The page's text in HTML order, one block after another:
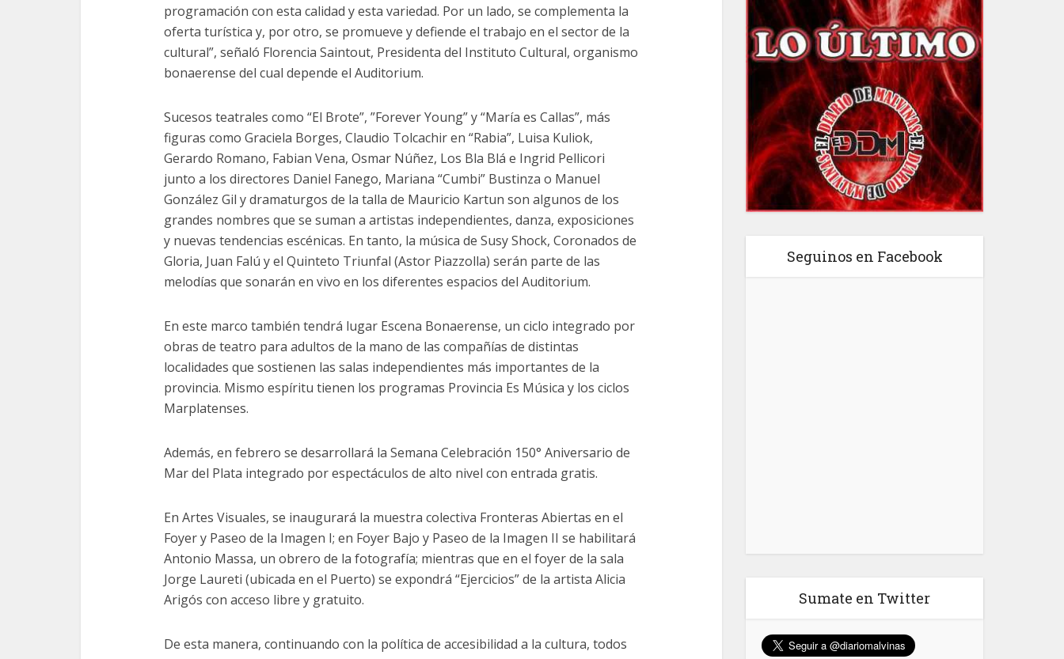
programación con esta calidad y esta variedad. Por un lado, se complementa la
oferta turística y, por otro, se promueve y defiende el trabajo en el sector de la
cultural”, señaló Florencia Saintout, Presidenta del Instituto Cultural, organismo
bonaerense del cual depende el Auditorium.
Sucesos teatrales como “El Brote”, ”Forever Young” y “María es Callas”, más
figuras como Graciela Borges, Claudio Tolcachir en “Rabia”, Luisa Kuliok,
Gerardo Romano, Fabian Vena, Osmar Núñez, Los Bla Blá e Ingrid Pellicori
junto a los directores Daniel Fanego, Mariana “Cumbi” Bustinza o Manuel
González Gil y dramaturgos de la talla de Mauricio Kartun son algunos de los
grandes nombres que se suman a artistas independientes, danza, exposiciones
y nuevas tendencias escénicas. En tanto, la música de Susy Shock, Coronados de
Gloria, Juan Falú y el Quinteto Triunfal (Astor Piazzolla) serán parte de las
melodías que sonarán en vivo en los diferentes espacios del Auditorium.
En este marco también tendrá lugar Escena Bonaerense, un ciclo integrado por
obras de teatro para adultos de la mano de las compañías de distintas
localidades que sostienen las salas independientes más importantes de la
provincia. Mismo espíritu tienen los programas Provincia Es Música y los ciclos
Marplatenses.
Además, en febrero se desarrollará la Semana Celebración 150° Aniversario de
Mar del Plata integrado por espectáculos de alto nivel con entrada gratis.
En Artes Visuales, se inaugurará la muestra colectiva Fronteras Abiertas en el
Foyer y Paseo de la Imagen I; en Foyer Bajo y Paseo de la Imagen II se habilitará
Antonio Massa, un obrero de la fotografía; mientras que en el foyer de la sala
Jorge Laureti (ubicada en el Puerto) se expondrá “Ejercicios” de la artista Alicia
Arigós con acceso libre y gratuito.
De esta manera, continuando con la política de accesibilidad a la cultura, todos
Seguinos en Facebook
Sumate en Twitter